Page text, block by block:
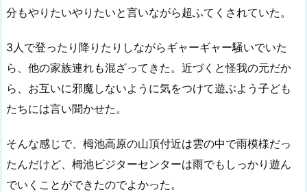
分もやりたいやりたいと言いながら超ふてくされていた。
3人で登ったり降りたりしながらギャーギャー騒いでいた
ら、他の家族連れも混ざってきた。近づくと怪我の元だか
ら、お互いに邪魔しないように気をつけて遊ぶよう子ども
たちには言い聞かせた。
そんな感じで、栂池高原の山頂付近は雲の中で雨模様だっ
たんだけど、栂池ビジターセンターは雨でもしっかり遊ん
でいくことができたのでよかった。